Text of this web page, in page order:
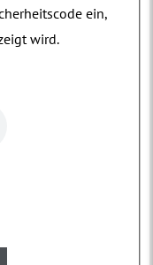
ein,
wird.